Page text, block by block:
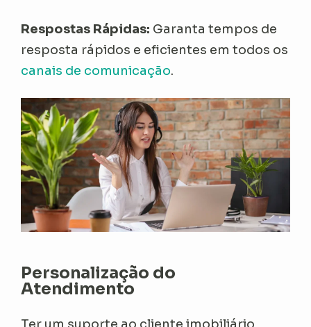
Respostas Rápidas: Garanta tempos de
resposta rápidos e eficientes em todos os
canais de comunicação.
Personalização do
Atendimento